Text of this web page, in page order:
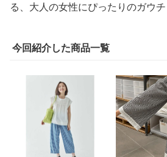
る、大人の女性にぴったりのガウチ
今回紹介した商品一覧